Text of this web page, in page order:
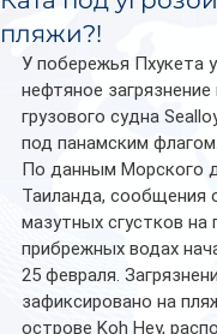
пляжи?!
У побережья Пхукета
нефтяное
грузового судна
под панамским флагом.
По данным Морского
Таиланда, сообщения
мазутных сгустков на
прибрежных водах
25 февраля.
зафиксировано на
острове Koh Hey,